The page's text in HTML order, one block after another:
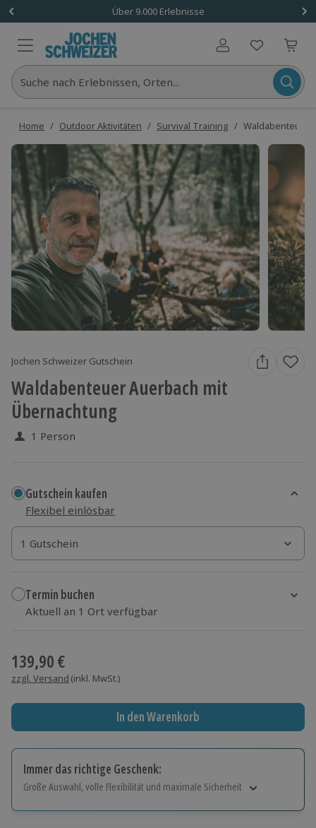
Über 9.000 Erlebnisse
Benutzerkonto
Suche nach Erlebnissen, Orten...
Home / Outdoor Aktivitäten / Survival Training / Waldabenteuer
Jochen Schweizer Gutschein
Waldabenteuer Auerbach mit
Übernachtung
1 Person
Gutschein kaufen
Flexibel einlösbar
1 Gutschein
1 Gutschein
1 Gutschein
Termin buchen
Aktuell an 1 Ort verfügbar
139,90 €
zzgl. Versand (inkl. MwSt.)
In den Warenkorb
Immer das richtige Geschenk:
Große Auswahl, volle Flexibilität und maximale Sicherheit